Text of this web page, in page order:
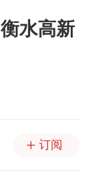
水高新
订阅